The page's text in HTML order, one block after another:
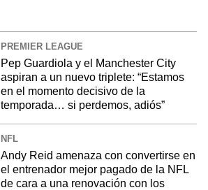
PREMIER LEAGUE
Pep Guardiola y el Manchester City
aspiran a un nuevo triplete: “Estamos
en el momento decisivo de la
temporada… si perdemos, adiós”
NFL
Andy Reid amenaza con convertirse en
el entrenador mejor pagado de la NFL
de cara a una renovación con los